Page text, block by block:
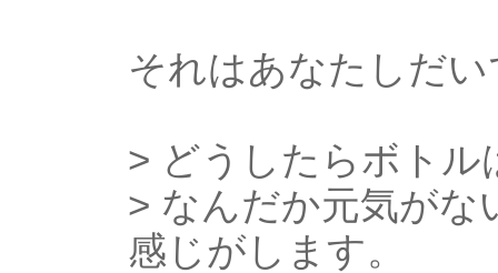
それはあなたしだ
> どうしたらボト
> なんだか元気がな
感じがします。